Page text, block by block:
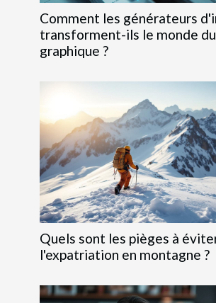
Comment les générateurs
transforment-ils le monde
graphique ?
Quels sont les pièges à
l'expatriation en montagne ?